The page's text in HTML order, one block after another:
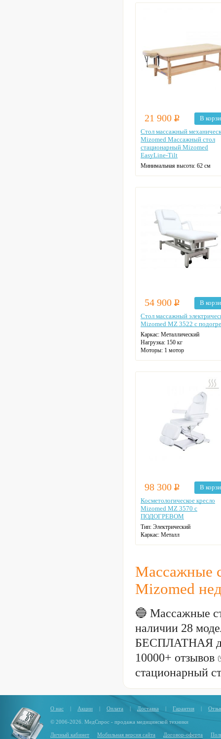
82 см
21 900 Р
В
Стол массажный
Mizomed Массажный стол
стационарный Mizomed
EasyLine-Tilt
Минимальная высота: 62 см
Ширина (см):70
54 900 Р
В
Стол массажный
Mizomed MZ 3522 с
Каркас: Металлический
Нагрузка: 150 кг
Моторы: 1 мотор
98 300 Р
В
Косметологическое кресло
Mizomed MZ 3570 с
ПОДОГРЕВОМ
Тип: Электрический
Каркас: Металл
Массажные
Mizomed
🔵 Массажные
наличии 28
БЕСПЛАТНАЯ
10000+
стационарный
О нас | Акции | Оплата | Доставка | Гарантия |
© 2006-2026. МедСпрос - продажа медицинской техники
Личный кабинет Мобильная версия сайта Договор-оферта